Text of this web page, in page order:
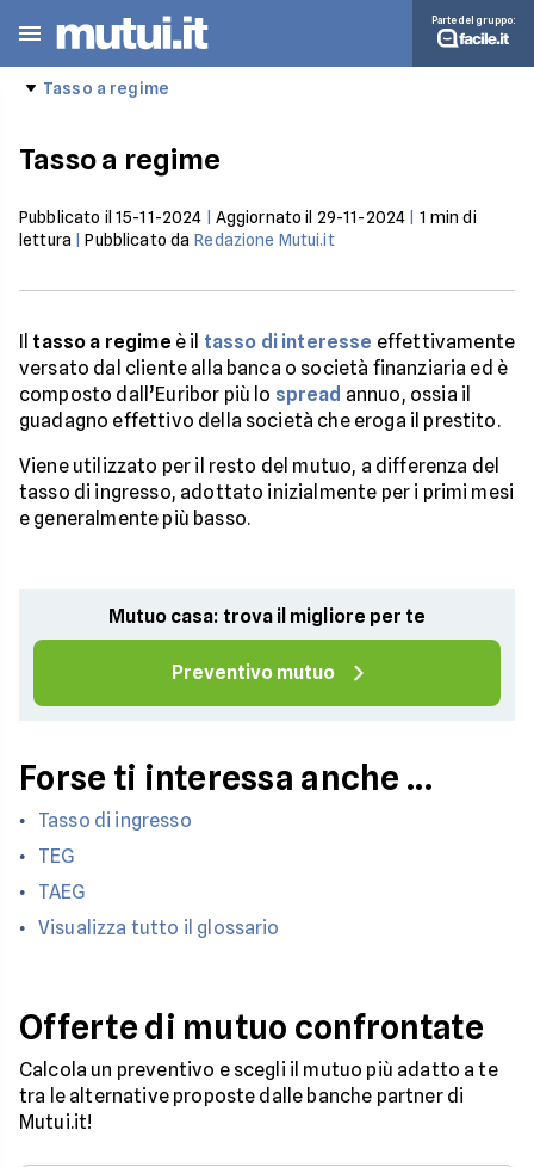
Parte del gruppo:
Tasso a regime
Tasso a regime
Pubblicato il 15-11-2024 Aggiornato il 29-11-2024 1 min di
lettura |Pubblicato da Redazione Mutui.it
Il tasso a regime è il tasso di interesse effettivamente
versato dal cliente alla banca o società finanziaria ed è
composto dall’Euribor più lo spread annuo, ossia il
guadagno effettivo della società che eroga il prestito.
Viene utilizzato per il resto del mutuo, a differenza del
tasso di ingresso, adottato inizialmente per i primi mesi
e generalmente più basso.
Mutuo casa: trova il migliore per te
Preventivo mutuo
Forse ti interessa anche ...
Tasso di ingresso
TEG
TAEG
Visualizza tutto il glossario
Offerte di mutuo confrontate
Calcola un preventivo e scegli il mutuo più adatto a te
tra le alternative proposte dalle banche partner di
Mutui.it!